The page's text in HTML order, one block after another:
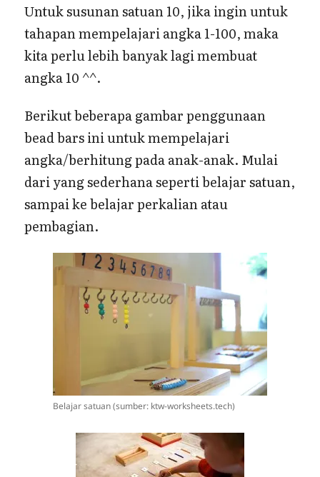
Untuk susunan satuan 10, jika ingin untuk
tahapan mempelajari angka 1-100, maka
kita perlu lebih banyak lagi membuat
angka 10 ^^.
Berikut beberapa gambar penggunaan
bead bars ini untuk mempelajari
angka/berhitung pada anak-anak. Mulai
dari yang sederhana seperti belajar satuan,
sampai ke belajar perkalian atau
pembagian.
Belajar satuan (sumber: ktw-worksheets.tech)